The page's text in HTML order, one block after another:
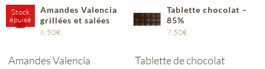
Stock
épuisé
Amandes Valencia
grillées et salées
6,50€
Amandes Valencia
Tablette chocolat –
85%
7,50€
Tablette de chocolat